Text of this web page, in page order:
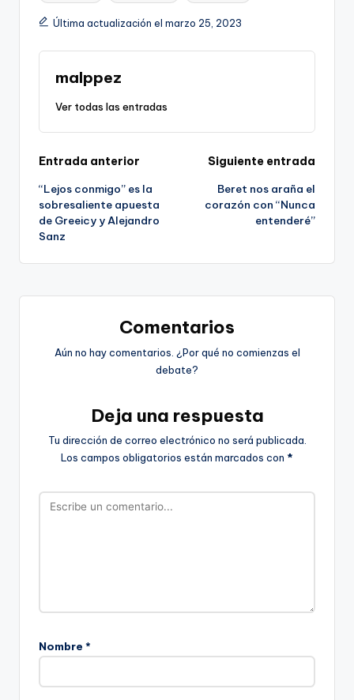
Última actualización el marzo 25, 2023
malppez
Ver todas las entradas
Navegación
de
entradas
Entrada anterior
“Lejos conmigo” es la
sobresaliente apuesta
de Greeicy y Alejandro
Sanz
Siguiente entrada
Beret nos araña el
corazón con “Nunca
entenderé”
Comentarios
Aún no hay comentarios. ¿Por qué no comienzas el
debate?
Deja una respuesta
Tu dirección de correo electrónico no será publicada.
Los campos obligatorios están marcados con *
Nombre *